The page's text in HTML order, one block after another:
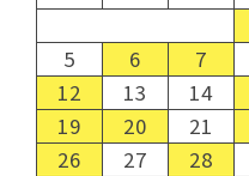
5
6 7
12
13 14
19
20 21
26
27 28